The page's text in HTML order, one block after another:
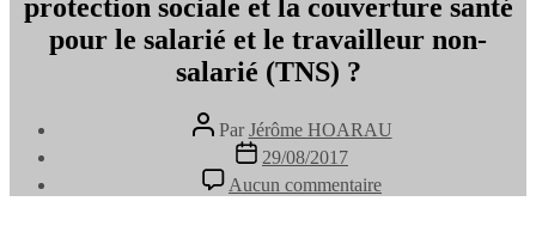
protection sociale et la couverture santé
pour le salarié et le travailleur non-
salarié (TNS) ?
Auteur
de
l’article
Par Jérôme HOARAU
Date
l’article
29/08/2017
Aucun commentaire
Quelles